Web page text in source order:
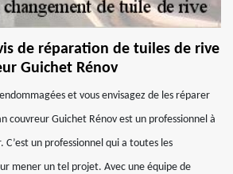
de réparation de tuiles de rive
Guichet Rénov
et vous envisagez de les réparer
couvreur Guichet Rénov est un professionnel à
C’est un professionnel qui a toutes les
mener un tel projet. Avec une équipe de